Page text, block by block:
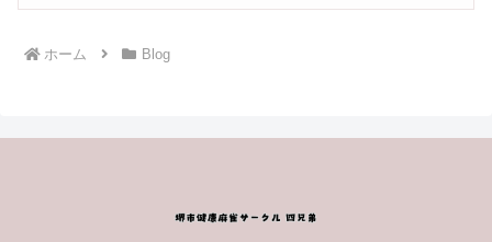
ホーム Blog